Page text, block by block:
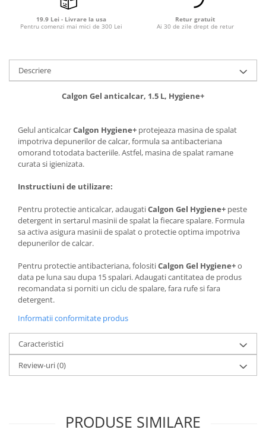
19.9 Lei - Livrare la usa
Pentru comenzi mai mici de 300 Lei
Retur gratuit
Ai 30 de zile drept de retur
Descriere
Calgon Gel anticalcar, 1.5 L, Hygiene+
Gelul anticalcarCalgon Hygiene+ protejeaza masina de spalat
impotriva depunerilor de calcar, formula sa antibacteriana
omorand totodata bacteriile. Astfel, masina de spalat ramane
curata si igienizata.
Instructiuni de utilizare:
Pentru protectie anticalcar, adaugatiCalgon Gel Hygiene+ peste
detergent in sertarul masinii de spalat la fiecare spalare. Formula
sa activa asigura masinii de spalat o protectie optima impotriva
depunerilor de calcar.
Pentru protectie antibacteriana, folositiCalgon Gel Hygiene+o
data pe luna sau dupa 15 spalari. Adaugati cantitatea de produs
recomandata si porniti un ciclu de spalare, fara rufe si fara
detergent.
Informatii conformitate produs
Caracteristici
Review-uri(0)
PRODUSE SIMILARE